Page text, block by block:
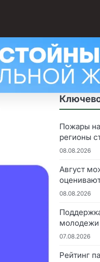
Пожары на
регионы
08.08.2026
Август
08.08.2026
молодежи
07.08.2026
Рейтинг